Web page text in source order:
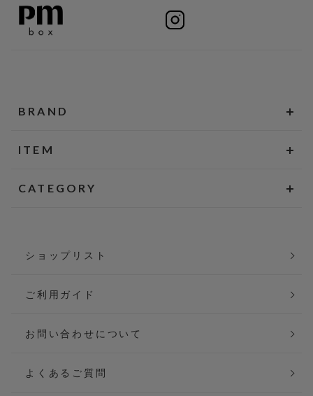
BRAND
ITEM
CATEGORY
ショップリスト
ご利用ガイド
お問い合わせについて
よくあるご質問